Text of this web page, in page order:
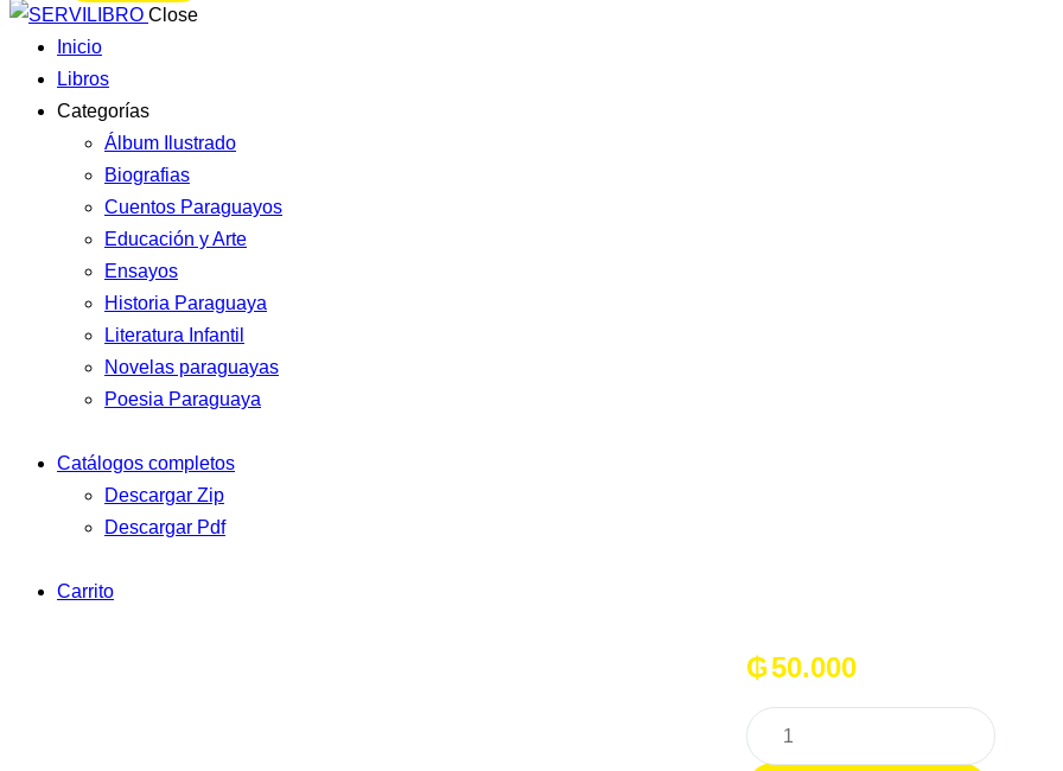
Close
Inicio
Libros
Categorías
Álbum Ilustrado
Biografias
Cuentos Paraguayos
Educación y Arte
Ensayos
Historia Paraguaya
Literatura Infantil
Novelas paraguayas
Poesia Paraguaya
Catálogos completos
Descargar Zip
Descargar Pdf
Carrito
₲50.000
Anales
del